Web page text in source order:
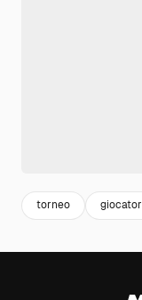
torneo